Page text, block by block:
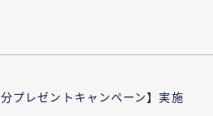
プレゼントキャンペーン】実施